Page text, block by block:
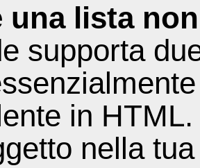
una lista
supporta
in
nella